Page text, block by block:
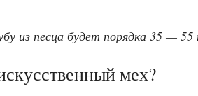
из песца будет порядка 35 — 55
мех?